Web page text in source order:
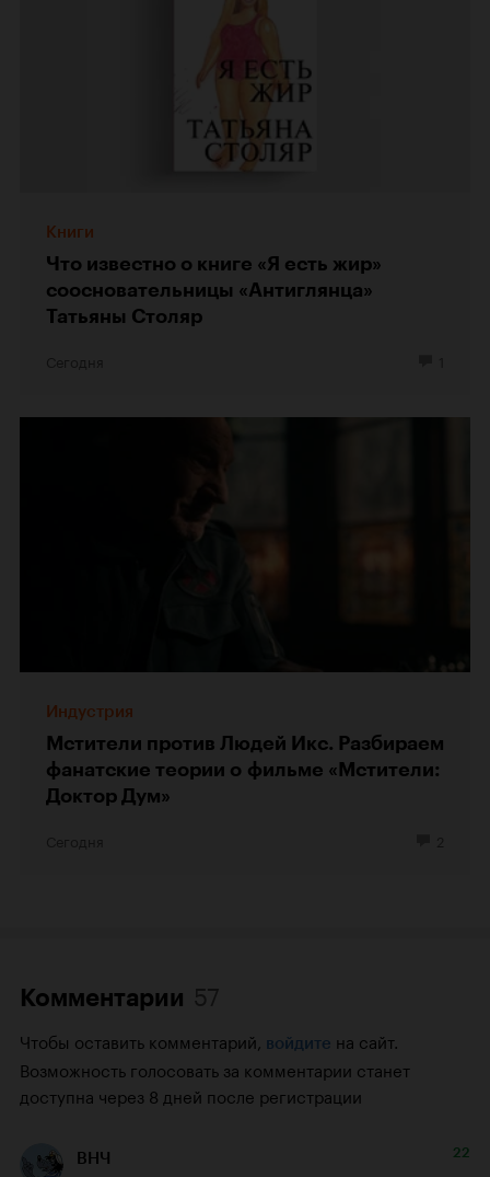
Книги
Что известно о книге «Я есть жир»
соосновательницы «Антиглянца»
Татьяны Столяр
Индустрия
Мстители против Людей Икс. Разбираем
фанатские теории о фильме «Мстители:
Доктор Дум»
Комментарии
Чтобы оставить комментарий, войдите на сайт.
Возможность голосовать за комментарии станет
доступна через 8 дней после регистрации
ВНЧ 22